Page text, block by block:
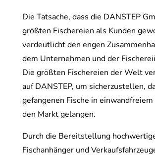
Die Tatsache, dass die DANSTEP
größten Fischereien als Kunden
verdeutlicht den engen
dem Unternehmen und der
Die größten Fischereien der Welt
auf DANSTEP, um sicherzustellen,
gefangenen Fische in
den Markt gelangen.
Durch die Bereitstellung
Fischanhänger und